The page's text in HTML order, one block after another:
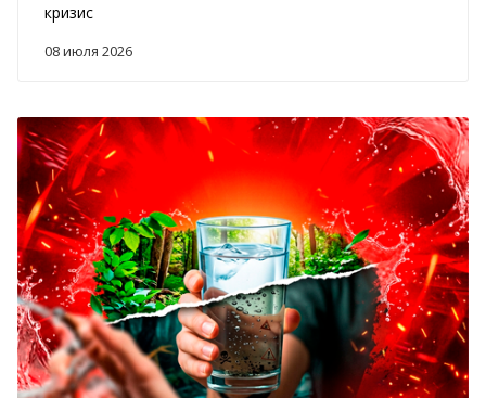
08 июля 2026
кризис